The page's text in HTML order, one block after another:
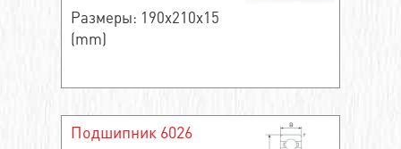
Размеры: 190x210x15
(mm)
Подшипник 6026